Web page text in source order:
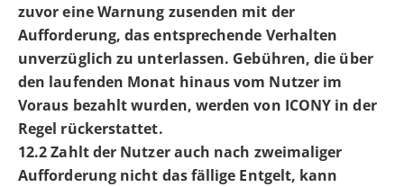
zuvor eine Warnung zusenden mit der
Aufforderung, das entsprechende Verhalten
unverzüglich zu unterlassen. Gebühren, die über
den laufenden Monat hinaus vom Nutzer im
Voraus bezahlt wurden, werden von ICONY in der
Regel rückerstattet.
12.2 Zahlt der Nutzer auch nach zweimaliger
Aufforderung nicht das fällige Entgelt, kann